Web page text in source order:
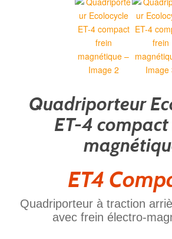
Quadriporteur
ET-4
ET4
Quadriporteur à traction
avec frein électro-